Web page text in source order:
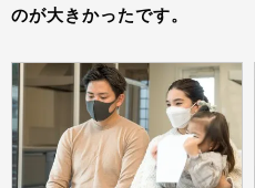
のが大きかったです。